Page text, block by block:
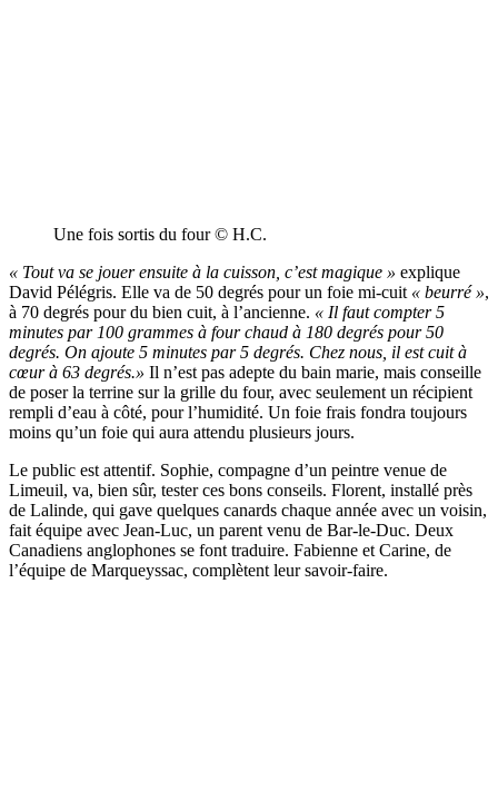
Une fois sortis du four © H.C.
« Tout va se jouer ensuite à la cuisson, c’est magique » explique
David Pélégris. Elle va de 50 degrés pour un foie mi-cuit « beurré »,
à 70 degrés pour du bien cuit, à l’ancienne. « Il faut compter 5
minutes par 100 grammes à four chaud à 180 degrés pour 50
degrés. On ajoute 5 minutes par 5 degrés. Chez nous, il est cuit à
cœur à 63 degrés.» Il n’est pas adepte du bain marie, mais conseille
de poser la terrine sur la grille du four, avec seulement un récipient
rempli d’eau à côté, pour l’humidité. Un foie frais fondra toujours
moins qu’un foie qui aura attendu plusieurs jours.
Le public est attentif. Sophie, compagne d’un peintre venue de
Limeuil, va, bien sûr, tester ces bons conseils. Florent, installé près
de Lalinde, qui gave quelques canards chaque année avec un voisin,
fait équipe avec Jean-Luc, un parent venu de Bar-le-Duc. Deux
Canadiens anglophones se font traduire. Fabienne et Carine, de
l’équipe de Marqueyssac, complètent leur savoir-faire.